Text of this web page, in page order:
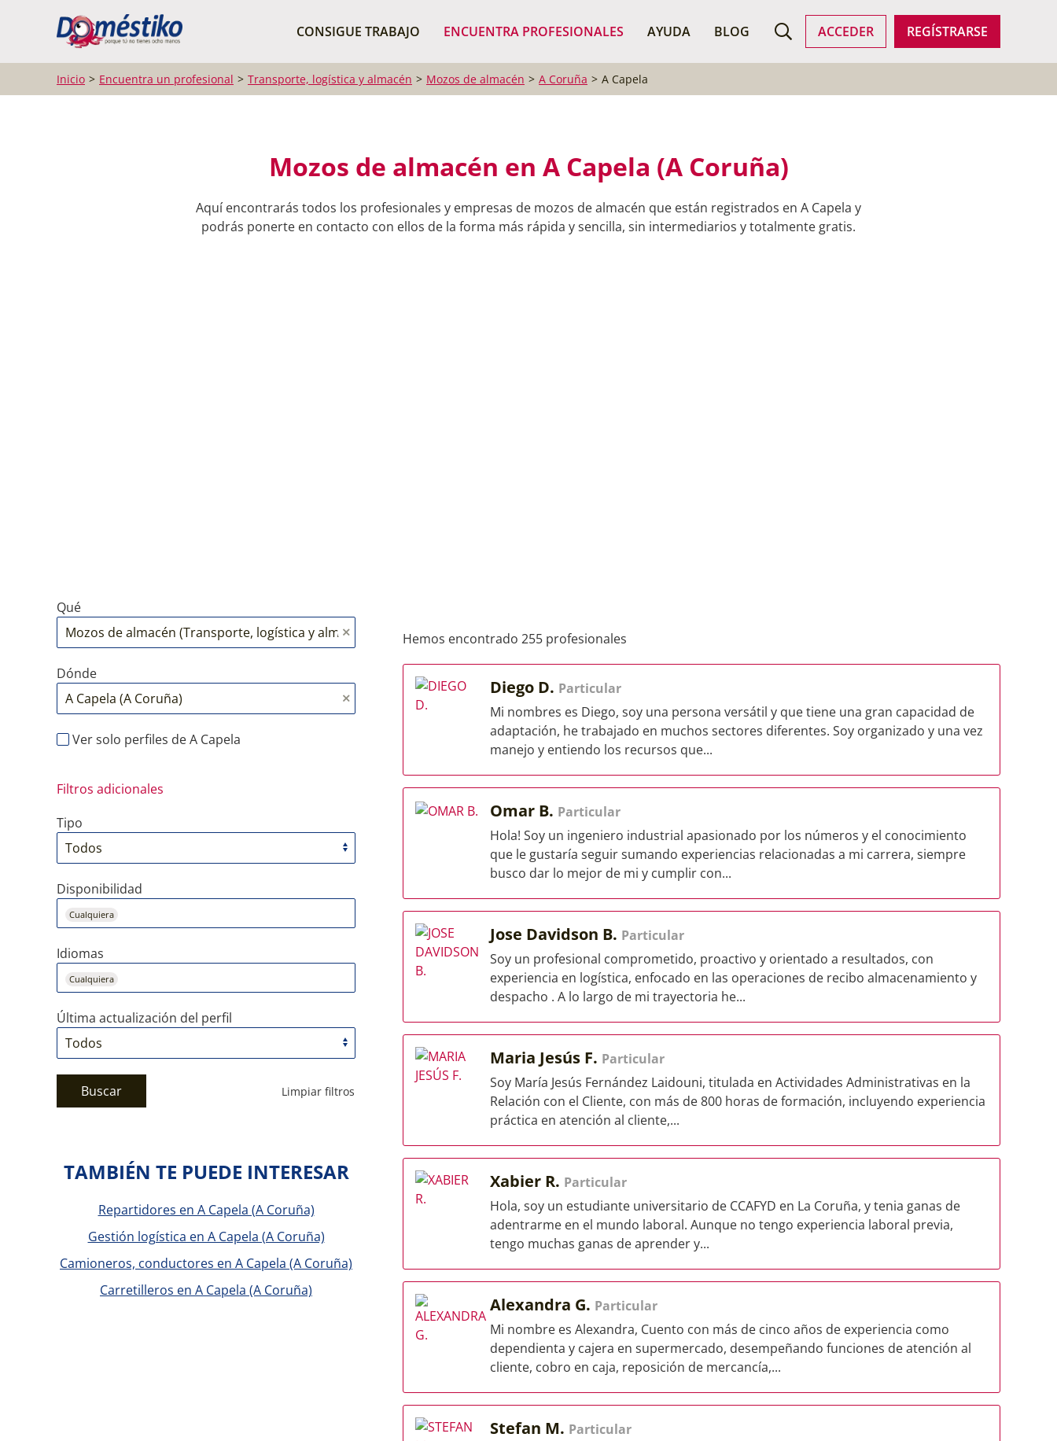
CONSIGUE TRABAJO ENCUENTRA PROFESIONALES AYUDA BLOG ACCEDER REGÍSTRARSE
BUSCAR PROFESIONALES
Inicio Encuentra un profesional Transporte, logística y almacén Mozos de almacén A Coruña A Capela
Mozos de almacén en A Capela (A Coruña)
Aquí encontrarás todos los profesionales y empresas de mozos de almacén que están registrados en A Capela y
podrás ponerte en contacto con ellos de la forma más rápida y sencilla, sin intermediarios y totalmente gratis.
Qué
Dónde
Ver solo perfiles de A Capela
Filtros adicionales
Tipo
Disponibilidad
Cualquiera
Idiomas
Cualquiera
Última actualización del perfil
Buscar Limpiar filtros
Hemos encontrado 255 profesionales
Diego D. Particular
Mi nombres es Diego, soy una persona versátil y que tiene una gran capacidad de
adaptación, he trabajado en muchos sectores diferentes. Soy organizado y una vez
manejo y entiendo los recursos que...
Omar B. Particular
Hola! Soy un ingeniero industrial apasionado por los números y el conocimiento
que le gustaría seguir sumando experiencias relacionadas a mi carrera, siempre
busco dar lo mejor de mi y cumplir con...
Jose Davidson B. Particular
Soy un profesional comprometido, proactivo y orientado a resultados, con
experiencia en logística, enfocado en las operaciones de recibo almacenamiento y
despacho . A lo largo de mi trayectoria he...
Maria Jesús F. Particular
Soy María Jesús Fernández Laidouni, titulada en Actividades Administrativas en la
Relación con el Cliente, con más de 800 horas de formación, incluyendo experiencia
práctica en atención al cliente,...
Xabier R. Particular
Hola, soy un estudiante universitario de CCAFYD en La Coruña, y tenia ganas de
adentrarme en el mundo laboral. Aunque no tengo experiencia laboral previa,
tengo muchas ganas de aprender y...
Alexandra G. Particular
Mi nombre es Alexandra, Cuento con más de cinco años de experiencia como
dependienta y cajera en supermercado, desempeñando funciones de atención al
cliente, cobro en caja, reposición de mercancía,...
Stefan M. Particular
TAMBIÉN TE PUEDE INTERESAR
Repartidores en A Capela (A Coruña)
Gestión logística en A Capela (A Coruña)
Camioneros, conductores en A Capela (A Coruña)
Carretilleros en A Capela (A Coruña)